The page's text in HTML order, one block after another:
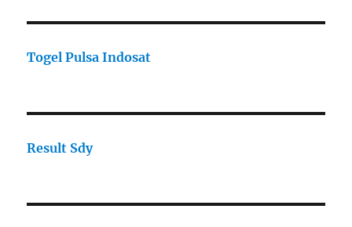
Togel Pulsa Indosat
Result Sdy